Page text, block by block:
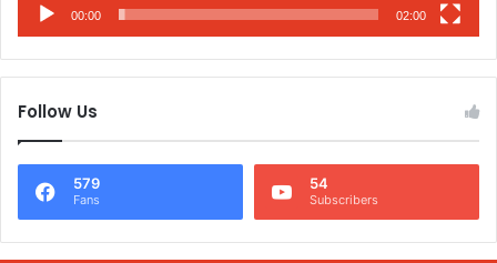
00:00 02:00
Follow Us
579
Fans
54
Subscribers